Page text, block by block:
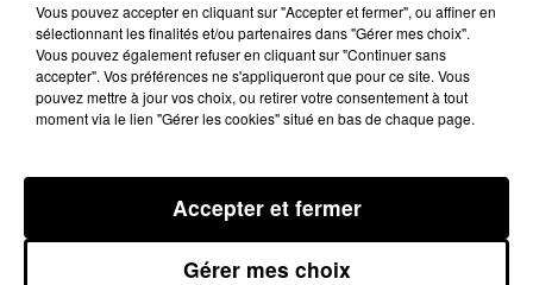
10 juin 2024 - 2 min 22 sec
LES INFOS DU TARN ET GARONNE DU
10/06/2024 À 12H00
Podcasts infos du Tarn et Garonne
Vous pouvez accepter en cliquant sur "Accepter et fermer", ou affiner en
sélectionnant les finalités et/ou partenaires dans "Gérer mes choix".
Vous pouvez également refuser en cliquant sur "Continuer sans
accepter". Vos préférences ne s'appliqueront que pour ce site. Vous
pouvez mettre à jour vos choix, ou retirer votre consentement à tout
moment via le lien "Gérer les cookies" situé en bas de chaque page.
Gérer mes choix
Accepter et fermer